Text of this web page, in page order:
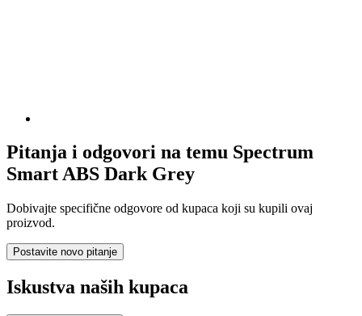
Pitanja i odgovori na temu Spectrum
Smart ABS Dark Grey
Dobivajte specifične odgovore od kupaca koji su kupili ovaj
proizvod.
Postavite novo pitanje
Iskustva naših kupaca